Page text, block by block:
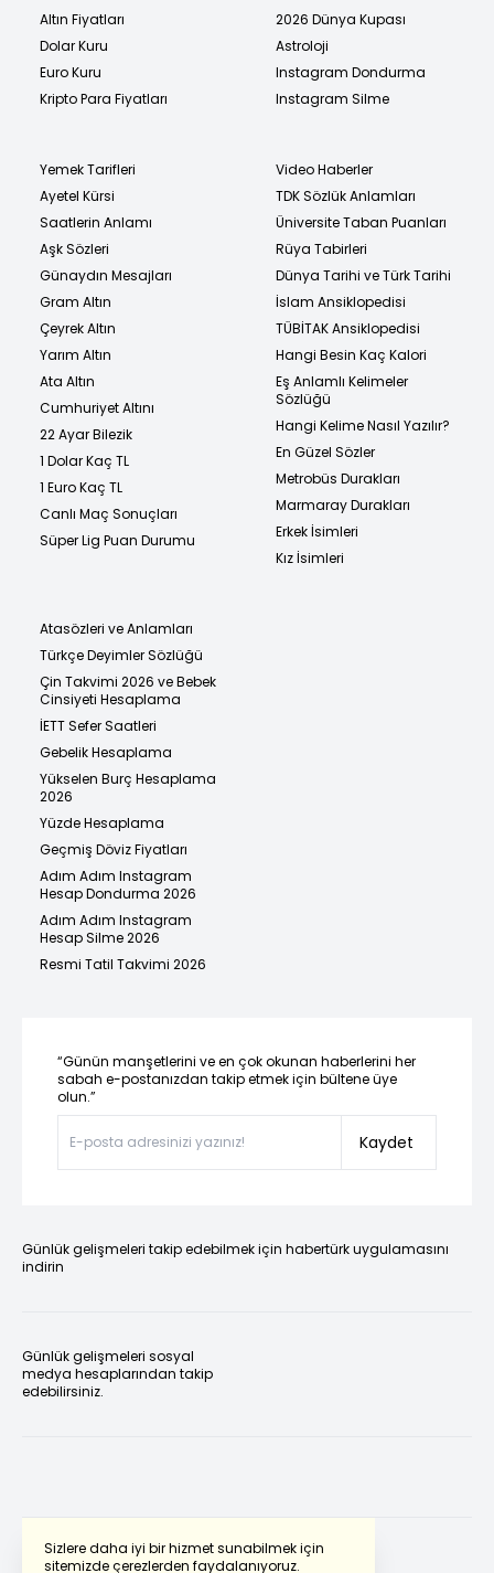
Sizlere daha iyi bir hizmet sunabilmek için
sitemizde çerezlerden faydalanıyoruz.
Altın Fiyatları
Dolar Kuru
Euro Kuru
Kripto Para Fiyatları
2026 Dünya Kupası
Astroloji
Instagram Dondurma
Instagram Silme
Yemek Tarifleri
Ayetel Kürsi
Saatlerin Anlamı
Aşk Sözleri
Günaydın Mesajları
Gram Altın
Çeyrek Altın
Yarım Altın
Ata Altın
Cumhuriyet Altını
22 Ayar Bilezik
1 Dolar Kaç TL
1 Euro Kaç TL
Canlı Maç Sonuçları
Süper Lig Puan Durumu
Video Haberler
TDK Sözlük Anlamları
Üniversite Taban Puanları
Rüya Tabirleri
Dünya Tarihi ve Türk Tarihi
İslam Ansiklopedisi
TÜBİTAK Ansiklopedisi
Hangi Besin Kaç Kalori
Eş Anlamlı Kelimeler
Sözlüğü
Hangi Kelime Nasıl Yazılır?
En Güzel Sözler
Metrobüs Durakları
Marmaray Durakları
Erkek İsimleri
Kız İsimleri
Atasözleri ve Anlamları
Türkçe Deyimler Sözlüğü
Çin Takvimi 2026 ve Bebek
Cinsiyeti Hesaplama
İETT Sefer Saatleri
Gebelik Hesaplama
Yükselen Burç Hesaplama
2026
Yüzde Hesaplama
Geçmiş Döviz Fiyatları
Adım Adım Instagram
Hesap Dondurma 2026
Adım Adım Instagram
Hesap Silme 2026
Resmi Tatil Takvimi 2026
“Günün manşetlerini ve en çok okunan haberlerini her
sabah e-postanızdan takip etmek için bültene üye
olun.”
Kaydet
Günlük gelişmeleri takip edebilmek için habertürk uygulamasını
indirin
Günlük gelişmeleri sosyal
medya hesaplarından takip
edebilirsiniz.